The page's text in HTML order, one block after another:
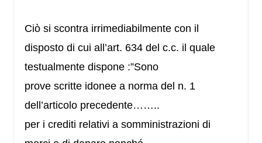
Ciò si scontra irrimediabilmente con il
disposto di cui all’art. 634 del c.c. il quale
testualmente dispone :”Sono
prove scritte idonee a norma del n. 1
dell’articolo precedente……..
per i crediti relativi a somministrazioni di